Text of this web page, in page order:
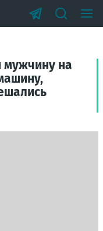
мужчину на